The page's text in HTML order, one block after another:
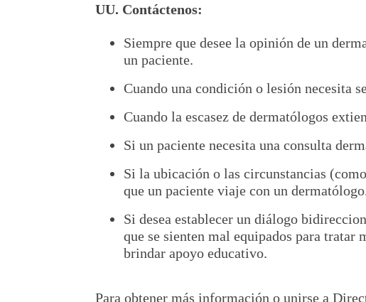
UU. Contáctenos:
Siempre que desee la opinión de un
un paciente.
Cuando una condición o lesión necesita
Cuando la escasez de dermatólogos
Si un paciente necesita una consulta
Si la ubicación o las circunstancias
que un paciente viaje con un
Si desea establecer un diálogo
que se sienten mal equipados para tratar
brindar apoyo educativo.
Para obtener más información o unirse a